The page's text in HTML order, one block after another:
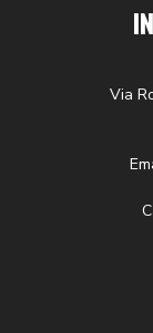
Via